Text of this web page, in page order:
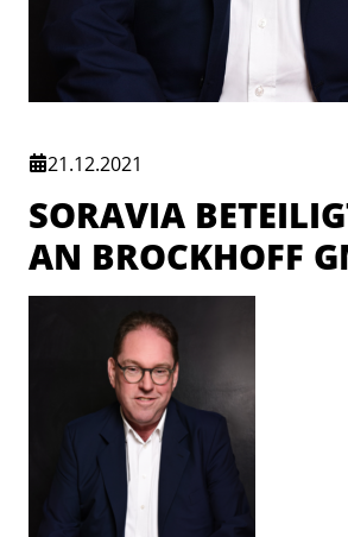
21.12.2021
SORAVIA
AN BROCKHOFF